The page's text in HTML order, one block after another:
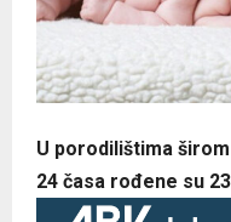
U porodilištima
24 časa rođene su